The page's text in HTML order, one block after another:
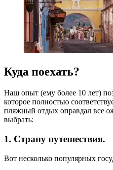
Куда поехать?
Наш опыт (ему более 10 лет)
которое полностью
пляжный отдых оправдал все
выбрать:
1. Страну путешествия.
Вот несколько популярных